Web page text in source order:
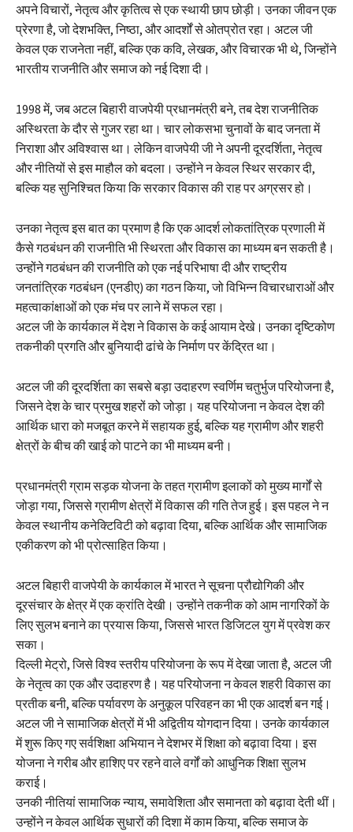
अपने विचारों, नेतृत्व और कृतित्व से एक स्थायी छाप छोड़ी। उनका जीवन एक
प्रेरणा है, जो देशभक्ति, निष्ठा, और आदर्शों से ओतप्रोत रहा। अटल जी
केवल एक राजनेता नहीं, बल्कि एक कवि, लेखक, और विचारक भी थे, जिन्होंने
भारतीय राजनीति और समाज को नई दिशा दी।
1998 में, जब अटल बिहारी वाजपेयी प्रधानमंत्री बने, तब देश राजनीतिक
अस्थिरता के दौर से गुजर रहा था। चार लोकसभा चुनावों के बाद जनता में
निराशा और अविश्वास था। लेकिन वाजपेयी जी ने अपनी दूरदर्शिता, नेतृत्व
और नीतियों से इस माहौल को बदला। उन्होंने न केवल स्थिर सरकार दी,
बल्कि यह सुनिश्चित किया कि सरकार विकास की राह पर अग्रसर हो।
उनका नेतृत्व इस बात का प्रमाण है कि एक आदर्श लोकतांत्रिक प्रणाली में
कैसे गठबंधन की राजनीति भी स्थिरता और विकास का माध्यम बन सकती है।
उन्होंने गठबंधन की राजनीति को एक नई परिभाषा दी और राष्ट्रीय
जनतांत्रिक गठबंधन (एनडीए) का गठन किया, जो विभिन्न विचारधाराओं और
महत्वाकांक्षाओं को एक मंच पर लाने में सफल रहा।
अटल जी के कार्यकाल में देश ने विकास के कई आयाम देखे। उनका दृष्टिकोण
तकनीकी प्रगति और बुनियादी ढांचे के निर्माण पर केंद्रित था।
अटल जी की दूरदर्शिता का सबसे बड़ा उदाहरण स्वर्णिम चतुर्भुज परियोजना है,
जिसने देश के चार प्रमुख शहरों को जोड़ा। यह परियोजना न केवल देश की
आर्थिक धारा को मजबूत करने में सहायक हुई, बल्कि यह ग्रामीण और शहरी
क्षेत्रों के बीच की खाई को पाटने का भी माध्यम बनी।
प्रधानमंत्री ग्राम सड़क योजना के तहत ग्रामीण इलाकों को मुख्य मार्गों से
जोड़ा गया, जिससे ग्रामीण क्षेत्रों में विकास की गति तेज हुई। इस पहल ने न
केवल स्थानीय कनेक्टिविटी को बढ़ावा दिया, बल्कि आर्थिक और सामाजिक
एकीकरण को भी प्रोत्साहित किया।
अटल बिहारी वाजपेयी के कार्यकाल में भारत ने सूचना प्रौद्योगिकी और
दूरसंचार के क्षेत्र में एक क्रांति देखी। उन्होंने तकनीक को आम नागरिकों के
लिए सुलभ बनाने का प्रयास किया, जिससे भारत डिजिटल युग में प्रवेश कर
सका।
दिल्ली मेट्रो, जिसे विश्व स्तरीय परियोजना के रूप में देखा जाता है, अटल जी
के नेतृत्व का एक और उदाहरण है। यह परियोजना न केवल शहरी विकास का
प्रतीक बनी, बल्कि पर्यावरण के अनुकूल परिवहन का भी एक आदर्श बन गई।
अटल जी ने सामाजिक क्षेत्रों में भी अद्वितीय योगदान दिया। उनके कार्यकाल
में शुरू किए गए सर्वशिक्षा अभियान ने देशभर में शिक्षा को बढ़ावा दिया। इस
योजना ने गरीब और हाशिए पर रहने वाले वर्गों को आधुनिक शिक्षा सुलभ
कराई।
उनकी नीतियां सामाजिक न्याय, समावेशिता और समानता को बढ़ावा देती थीं।
उन्होंने न केवल आर्थिक सुधारों की दिशा में काम किया, बल्कि समाज के